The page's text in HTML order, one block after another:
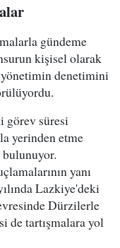
gündeme
kişisel olarak
yönetimin denetimini
görev süresi
yerinden etme
yanı
Lazkiye'deki
Dürzilerle
de tartışmalara yol